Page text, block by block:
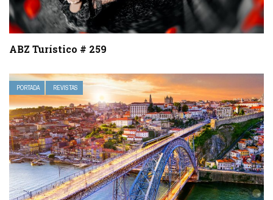
ABZ Turístico # 259
PORTADA REVISTAS